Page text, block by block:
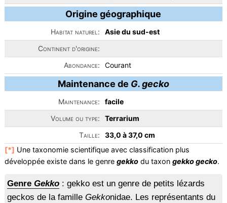
Origine géographique
Habitat naturel:
Asie du sud-est
Continent d'origine:
Abondance:
Courant
Maintenance de G. gecko
Maintenance:
facile
Volume ou type:
Terrarium
Taille:
33,0 à 37,0 cm
[*] Une taxonomie scientifique avec classification plus
développée existe dans le genre gekkodu taxon gekko gecko.
Genre Gekko: gekko est un genre de petits lézards
geckos de la famille Gekkonidae. Les représentants du